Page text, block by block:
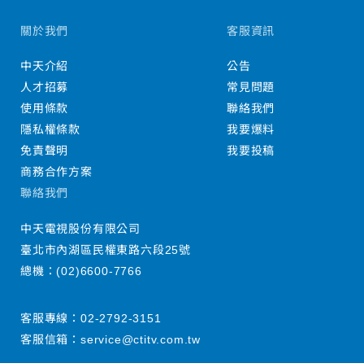
關於我們
中天介紹
人才招募
使用條款
隱私權條款
免責聲明
商務合作方案
客服資訊
公告
常見問題
聯絡我們
我要爆料
我要投稿
聯絡我們
中天電視股份有限公司
臺北市內湖區民權東路六段25號
總機：(02)6600-7766
客服專線： 02-2792-3151
客服信箱： service@ctitv.com.tw